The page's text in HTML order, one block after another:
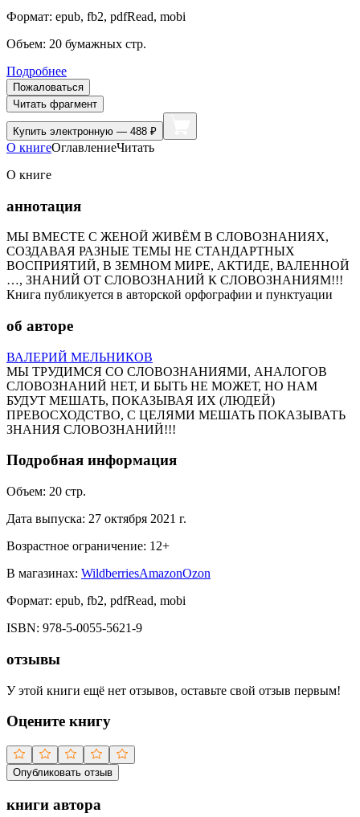
Формат: epub, fb2, pdfRead, mobi
Объем: 20 бумажных стр.
Подробнее
Пожаловаться
Читать фрагмент
Купить электронную — 488 ₽
О книгеОглавлениеЧитать
О книге
аннотация
МЫ ВМЕСТЕ С ЖЕНОЙ ЖИВЁМ В СЛОВОЗНАНИЯХ,
СОЗДАВАЯ РАЗНЫЕ ТЕМЫ НЕ СТАНДАРТНЫХ
ВОСПРИЯТИЙ, В ЗЕМНОМ МИРЕ, АКТИДЕ, ВАЛЕННОЙ
…, ЗНАНИЙ ОТ СЛОВОЗНАНИЙ К СЛОВОЗНАНИЯМ!!!
Книга публикуется в авторской орфографии и пунктуации
об авторе
ВАЛЕРИЙ МЕЛЬНИКОВ
МЫ ТРУДИМСЯ СО СЛОВОЗНАНИЯМИ, АНАЛОГОВ
СЛОВОЗНАНИЙ НЕТ, И БЫТЬ НЕ МОЖЕТ, НО НАМ
БУДУТ МЕШАТЬ, ПОКАЗЫВАЯ ИХ (ЛЮДЕЙ)
ПРЕВОСХОДСТВО, С ЦЕЛЯМИ МЕШАТЬ ПОКАЗЫВАТЬ
ЗНАНИЯ СЛОВОЗНАНИЙ!!!
Подробная информация
Объем: 20 стр.
Дата выпуска: 27 октября 2021 г.
Возрастное ограничение: 12+
В магазинах: WildberriesAmazonOzon
Формат: epub, fb2, pdfRead, mobi
ISBN: 978-5-0055-5621-9
отзывы
У этой книги ещё нет отзывов, оставьте свой отзыв первым!
Оцените книгу
Опубликовать отзыв
книги автора